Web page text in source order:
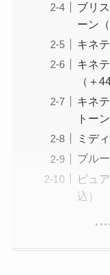
ブリ
ーン
キネ
キネ
（＋
キネ
トー
ミデ
ブル
ピュ
込）